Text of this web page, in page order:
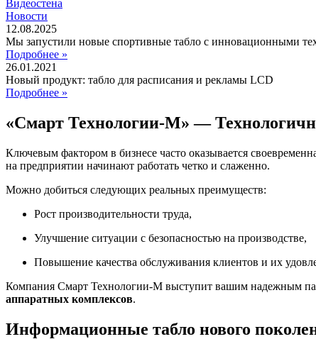
Видеостена
Новости
12.08.2025
Мы запустили новые спортивные табло с инновационными
Подробнее »
26.01.2021
Новый продукт: табло для расписания и рекламы LCD
Подробнее »
«Смарт Технологии-М» —
Ключевым фактором в бизнесе часто оказывается
на предприятии начинают работать четко и слаженно.
Можно добиться следующих реальных преимуществ:
Рост производительности труда,
Улучшение ситуации с безопасностью на производстве,
Повышение качества обслуживания клиентов и их
Компания Смарт Технологии-М выступит вашим надежным
аппаратных комплексов.
Информационные табло нового